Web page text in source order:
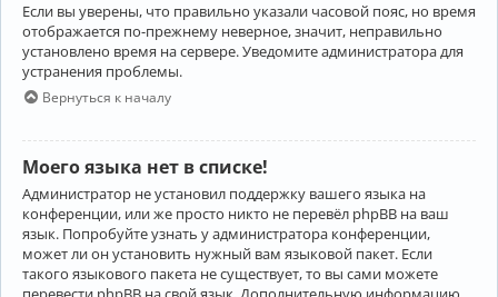
Если вы уверены, что правильно указали часовой пояс, но время
отображается по-прежнему неверное, значит, неправильно
установлено время на сервере. Уведомите администратора для
устранения проблемы.
Вернуться к началу
Моего языка нет в списке!
Администратор не установил поддержку вашего языка на
конференции, или же просто никто не перевёл phpBB на ваш
язык. Попробуйте узнать у администратора конференции,
может ли он установить нужный вам языковой пакет. Если
такого языкового пакета не существует, то вы сами можете